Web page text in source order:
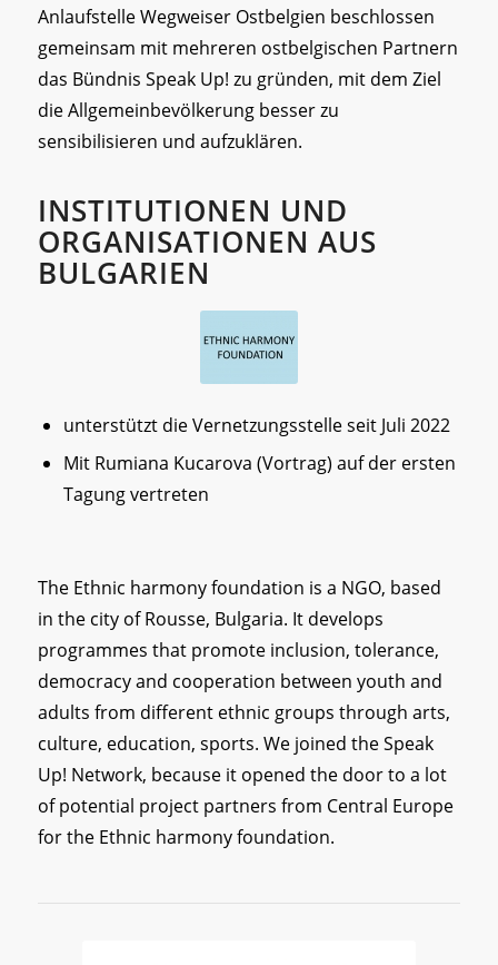
Anlaufstelle Wegweiser Ostbelgien beschlossen
gemeinsam mit mehreren ostbelgischen Partnern
das Bündnis Speak Up! zu gründen, mit dem Ziel
die Allgemeinbevölkerung besser zu
sensibilisieren und aufzuklären.
INSTITUTIONEN UND
ORGANISATIONEN AUS
BULGARIEN
unterstützt die Vernetzungsstelle seit Juli 2022
Mit Rumiana Kucarova (Vortrag) auf der ersten
Tagung vertreten
The Ethnic harmony foundation is a NGO, based
in the city of Rousse, Bulgaria. It develops
programmes that promote inclusion, tolerance,
democracy and cooperation between youth and
adults from different ethnic groups through arts,
culture, education, sports. We joined the Speak
Up! Network, because it opened the door to a lot
of potential project partners from Central Europe
for the Ethnic harmony foundation.